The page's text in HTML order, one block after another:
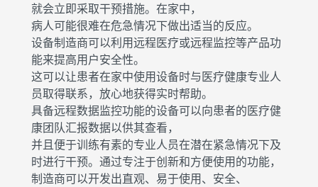
就会立即采取干预措施。在家中，
病人可能很难在危急情况下做出适当的反应。
设备制造商可以利用远程医疗或远程监控等产品功
能来提高用户安全性。
这可以让患者在家中使用设备时与医疗健康专业人
员取得联系，放心地获得实时帮助。
具备远程数据监控功能的设备可以向患者的医疗健
康团队汇报数据以供其查看，
并且便于训练有素的专业人员在潜在紧急情况下及
时进行干预。通过专注于创新和方便使用的功能，
制造商可以开发出直观、易于使用、安全、